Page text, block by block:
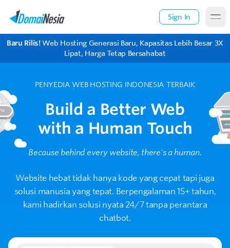
Sign In
Baru Rilis!Web Hosting Generasi Baru, Kapasitas Lebih Besar 3X
Lipat, Harga Tetap Bersahabat
PENYEDIA WEB HOSTING INDONESIA TERBAIK
Build a Better Web
with a Human Touch
Because behind every website, there's a human.
Website hebat tidak hanya kode yang cepat tapi juga
solusi manusia yang tepat. Berpengalaman 15+ tahun,
kami hadirkan solusi nyata 24/7 tanpa perantara
chatbot.